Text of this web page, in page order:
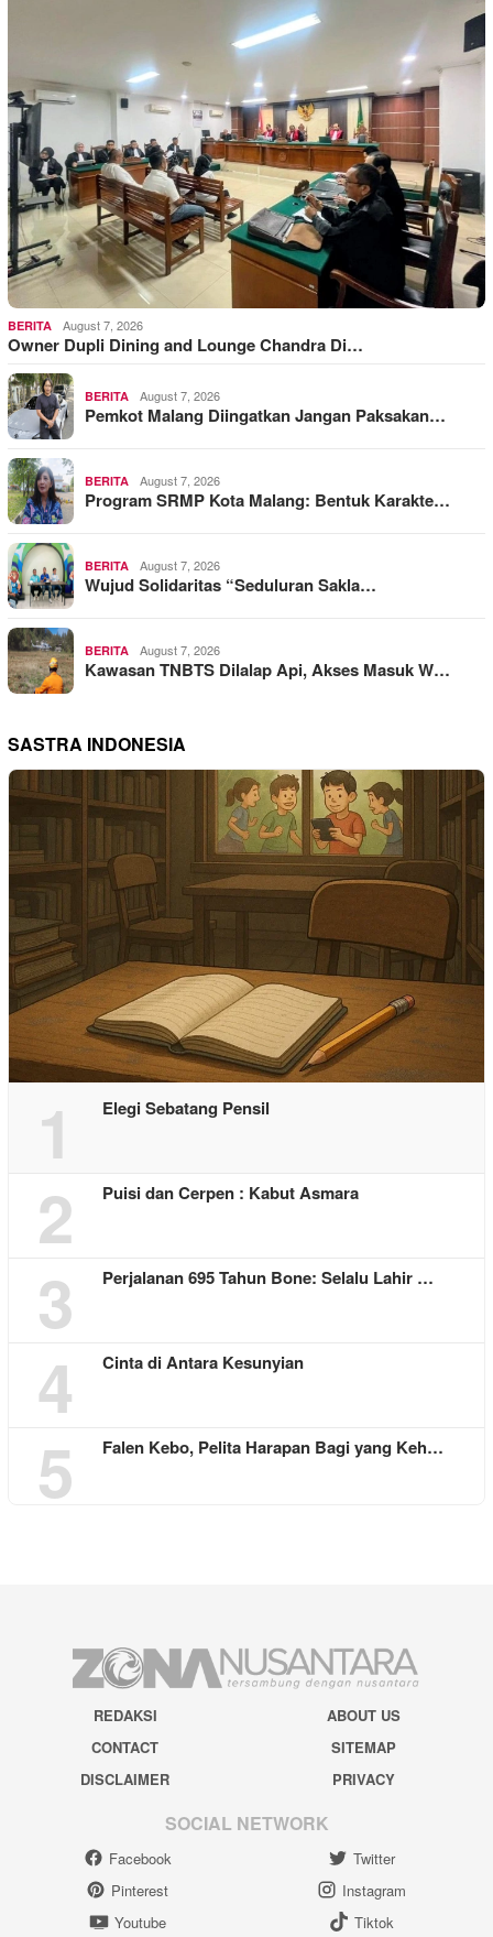
BERITA August 7, 2026
Owner Dupli Dining and Lounge Chandra Di…
BERITA August 7, 2026
Pemkot Malang Diingatkan Jangan Paksakan…
BERITA August 7, 2026
Program SRMP Kota Malang: Bentuk Karakte…
BERITA August 7, 2026
Wujud Solidaritas “Seduluran Sakla…
BERITA August 7, 2026
Kawasan TNBTS Dilalap Api, Akses Masuk W…
SASTRA INDONESIA
1 Elegi Sebatang Pensil
2 Puisi dan Cerpen : Kabut Asmara
3 Perjalanan 695 Tahun Bone: Selalu Lahir …
4 Cinta di Antara Kesunyian
5 Falen Kebo, Pelita Harapan Bagi yang Keh…
REDAKSI
ABOUT US
CONTACT
SITEMAP
DISCLAIMER
PRIVACY
SOCIAL NETWORK
Facebook
Twitter
Pinterest
Instagram
Youtube
Tiktok